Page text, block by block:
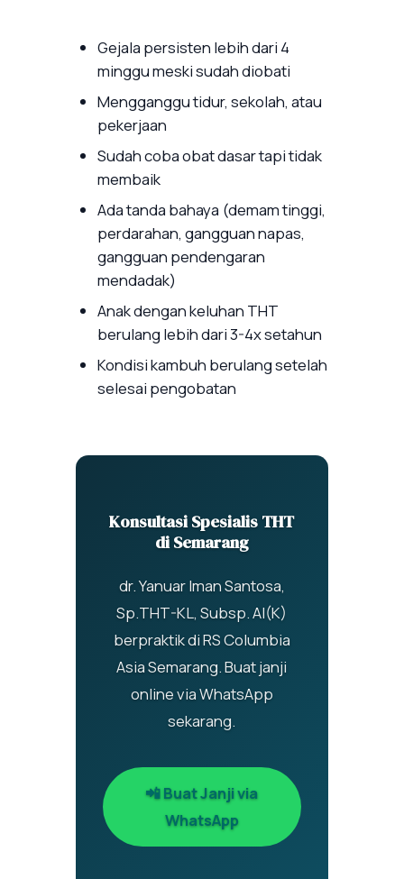
Gejala persisten lebih dari 4
minggu meski sudah diobati
Mengganggu tidur, sekolah, atau
pekerjaan
Sudah coba obat dasar tapi tidak
membaik
Ada tanda bahaya (demam tinggi,
perdarahan, gangguan napas,
gangguan pendengaran
mendadak)
Anak dengan keluhan THT
berulang lebih dari 3-4x setahun
Kondisi kambuh berulang setelah
selesai pengobatan
Konsultasi Spesialis THT
di Semarang
dr. Yanuar Iman Santosa,
Sp.THT-KL, Subsp. AI(K)
berpraktik di RS Columbia
Asia Semarang. Buat janji
online via WhatsApp
sekarang.
📲 Buat Janji via
WhatsApp